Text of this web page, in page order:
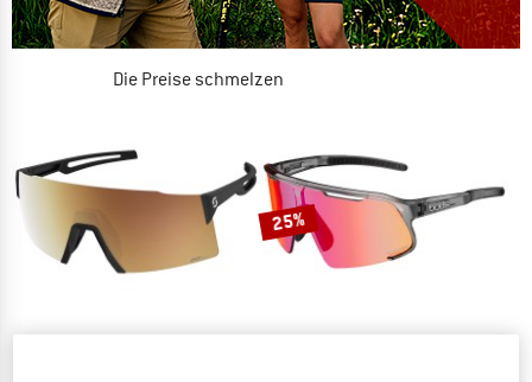
Die Preise schmelzen
ZUM SOMMER SALE
25%